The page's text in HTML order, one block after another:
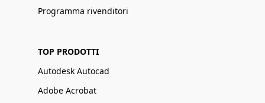
Programma rivenditori
TOP PRODOTTI
Autodesk Autocad
Adobe Acrobat